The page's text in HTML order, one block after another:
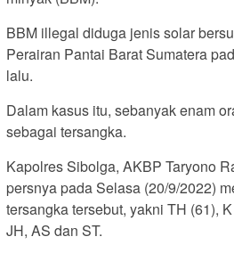
BBM illegal diduga jenis solar
Perairan Pantai Barat Sumatera
lalu.
Dalam kasus itu, sebanyak enam
sebagai tersangka.
Kapolres Sibolga, AKBP Taryono
persnya pada Selasa (20/9/2022)
tersangka tersebut, yakni TH (61),
JH, AS dan ST.